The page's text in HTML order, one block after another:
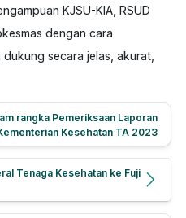
KJSU-KIA, RSUD
dengan cara
secara jelas, akurat,
rangka Pemeriksaan Laporan
Kesehatan TA 2023
Tenaga Kesehatan ke Fuji